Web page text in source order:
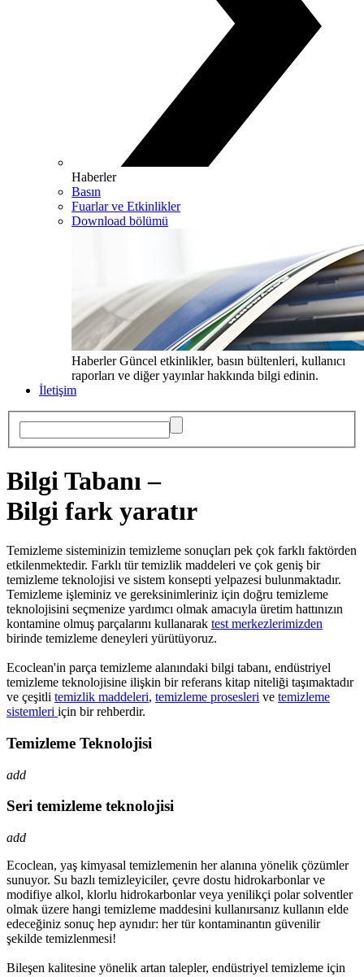
Haberler
Basın
Fuarlar ve Etkinlikler
Download bölümü
HaberlerGüncel etkinlikler, basın bültenleri, kullanıcı
raporları ve diğer yayınlar hakkında bilgi edinin.
İletişim
Bilgi Tabanı –
Bilgi fark yaratır
Temizleme sisteminizin temizleme sonuçları pek çok farklı faktörden
etkilenmektedir. Farklı tür temizlik maddeleri ve çok geniş bir
temizleme teknolojisi ve sistem konsepti yelpazesi bulunmaktadır.
Temizleme işleminiz ve gereksinimleriniz için doğru temizleme
teknolojisini seçmenize yardımcı olmak amacıyla üretim hattınızın
kontamine olmuş parçalarını kullanarak test merkezlerimizden
birinde temizleme deneyleri yürütüyoruz.
Ecoclean'in parça temizleme alanındaki bilgi tabanı, endüstriyel
temizleme teknolojisine ilişkin bir referans kitap niteliği taşımaktadır
ve çeşitli temizlik maddeleri, temizleme prosesleri ve temizleme
sistemleri için bir rehberdir.
Temizleme Teknolojisi
add
Seri temizleme teknolojisi
add
Ecoclean, yaş kimyasal temizlemenin her alanına yönelik çözümler
sunuyor. Su bazlı temizleyiciler, çevre dostu hidrokarbonlar ve
modifiye alkol, klorlu hidrokarbonlar veya yenilikçi polar solventler
olmak üzere hangi temizleme maddesini kullanırsanız kullanın elde
edeceğiniz sonuç hep aynıdır: her tür kontaminantın güvenilir
şekilde temizlenmesi!
Bileşen kalitesine yönelik artan talepler, endüstriyel temizleme için